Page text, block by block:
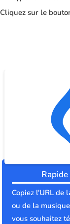
Cliquez sur le
Copiez l'URL de
ou de la
vous souhaitez